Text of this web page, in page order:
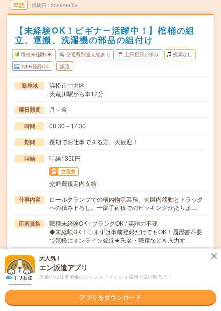
未読 掲載日 2026/08/05
【未経験OK！ビギナー活躍中！】棺桶の組
立、運搬、洗濯機の部品の組付け
職種未経験OK 交通費別途支給あり 土日祝日が休み 残業なし
WEB登録OK 派遣
勤務地
浜松市中央区
天竜川駅から車12分
曜日頻度 月～金
時間 08:30～17:30
期間 長期でお仕事できる方、大歓迎！
時給 時給1350円
交通費
交通費規定内支給
仕事内容
ロールクランプでの構内物流業務。倉庫内移動とトラック
への積み下ろし。一部手荷役でのピッキングがありま…
応募資格
職種未経験OK / ブランクOK / 英語力不要
◆未経験OK！〇まずは事前登録だけでもOK！履歴書不要
で気軽にオンライン登録★氏名・職種などを入力す…
職場の雰囲気
年齢層
20代
30代 40代 50代 60代
大人気！
エン派遣アプリ
派遣のお仕事情報がたくさん！プッシュ通知で受け取ろう！
アプリをダウンロード